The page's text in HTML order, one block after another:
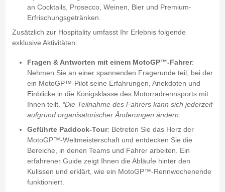
an Cocktails, Prosecco, Weinen, Bier und Premium-
Erfrischungsgetränken.
Zusätzlich zur Hospitality umfasst Ihr Erlebnis folgende
exklusive Aktivitäten:
Fragen & Antworten mit einem MotoGP™-Fahrer:
Nehmen Sie an einer spannenden Fragerunde teil, bei der
ein MotoGP™-Pilot seine Erfahrungen, Anekdoten und
Einblicke in die Königsklasse des Motorradrennsports mit
Ihnen teilt. *Die Teilnahme des Fahrers kann sich jederzeit
aufgrund organisatorischer Änderungen ändern.
Geführte Paddock-Tour: Betreten Sie das Herz der
MotoGP™-Weltmeisterschaft und entdecken Sie die
Bereiche, in denen Teams und Fahrer arbeiten. Ein
erfahrener Guide zeigt Ihnen die Abläufe hinter den
Kulissen und erklärt, wie ein MotoGP™-Rennwochenende
funktioniert.